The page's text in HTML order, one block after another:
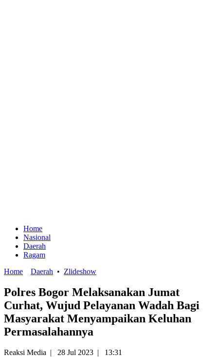
Home
Nasional
Daerah
Ragam
Home
Daerah • Zlideshow
Polres Bogor Melaksanakan Jumat
Curhat, Wujud Pelayanan Wadah Bagi
Masyarakat Menyampaikan Keluhan
Permasalahannya
Reaksi Media | 28 Jul 2023 | 13:31